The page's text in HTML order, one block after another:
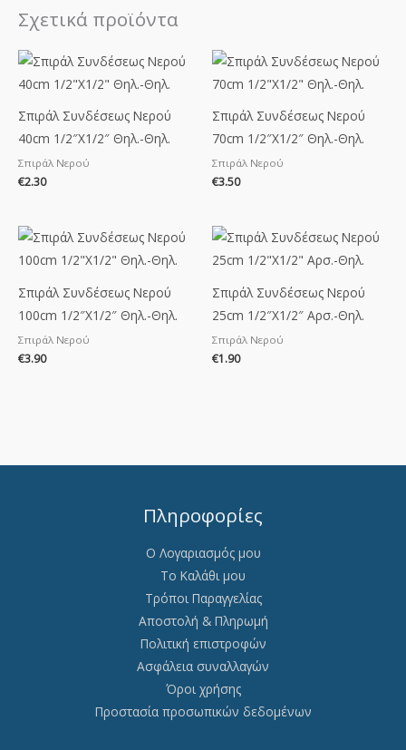
Σχετικά προϊόντα
Σπιράλ Συνδέσεως Νερού
40cm 1/2″X1/2″ Θηλ.-Θηλ.
Σπιράλ Νερού
€2.30
Σπιράλ Συνδέσεως Νερού
70cm 1/2″X1/2″ Θηλ.-Θηλ.
Σπιράλ Νερού
€3.50
Σπιράλ Συνδέσεως Νερού
100cm 1/2″X1/2″ Θηλ.-Θηλ.
Σπιράλ Νερού
€3.90
Σπιράλ Συνδέσεως Νερού
25cm 1/2″X1/2″ Αρσ.-Θηλ.
Σπιράλ Νερού
€1.90
Πληροφορίες
Ο Λογαριασμός μου
Το Καλάθι μου
Τρόποι Παραγγελίας
Αποστολή & Πληρωμή
Πολιτική επιστροφών
Ασφάλεια συναλλαγών
Όροι χρήσης
Προστασία προσωπικών δεδομένων